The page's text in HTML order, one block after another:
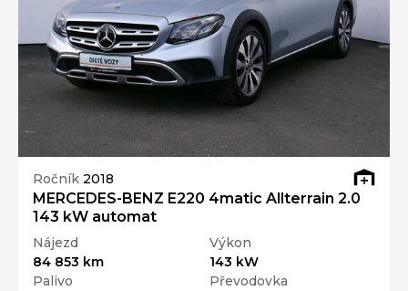
Ročník 2018
MERCEDES-BENZ E220 4matic Allterrain 2.0
143 kW automat
Nájezd
84 853 km
Výkon
143 kW
Palivo
Převodovka